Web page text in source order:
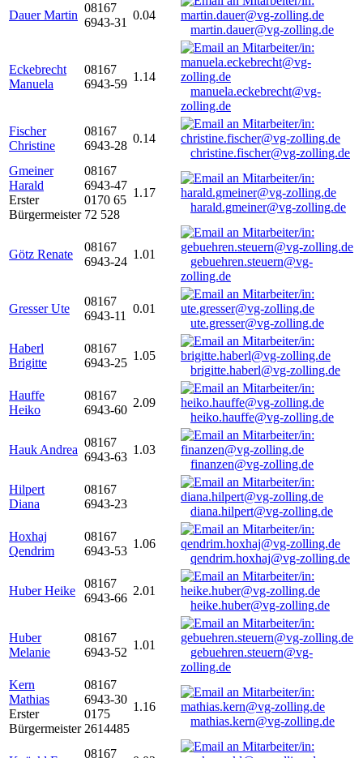
Dauer Martin
08167
6943-31
0.04
martin.dauer@vg-zolling.de
Eckebrecht
Manuela
08167
6943-59
1.14
manuela.eckebrecht@vg-
zolling.de
Fischer
Christine
08167
6943-28
0.14
christine.fischer@vg-zolling.de
Gmeiner
Harald
Erster
Bürgermeister
08167
6943-47
0170 65
72 528
1.17
harald.gmeiner@vg-zolling.de
Götz Renate
08167
6943-24
1.01
gebuehren.steuern@vg-
zolling.de
Gresser Ute
08167
6943-11
0.01
ute.gresser@vg-zolling.de
Haberl
Brigitte
08167
6943-25
1.05
brigitte.haberl@vg-zolling.de
Hauffe
Heiko
08167
6943-60
2.09
heiko.hauffe@vg-zolling.de
Hauk Andrea
08167
6943-63
1.03
finanzen@vg-zolling.de
Hilpert
Diana
08167
6943-23
diana.hilpert@vg-zolling.de
Hoxhaj
Qendrim
08167
6943-53
1.06
qendrim.hoxhaj@vg-zolling.de
Huber Heike
08167
6943-66
2.01
heike.huber@vg-zolling.de
Huber
Melanie
08167
6943-52
1.01
gebuehren.steuern@vg-
zolling.de
Kern
Mathias
Erster
Bürgermeister
08167
6943-30
0175
2614485
1.16
mathias.kern@vg-zolling.de
08167